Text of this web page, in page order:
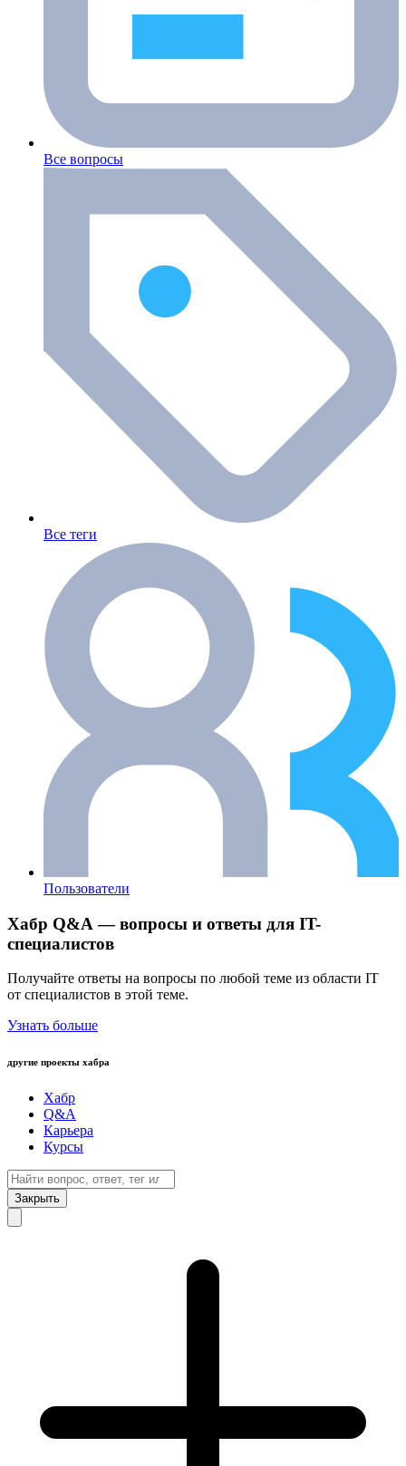
Все вопросы
Все теги
Пользователи
Хабр Q&A — вопросы и ответы для IT-
специалистов
Получайте ответы на вопросы по любой теме из области IT
от специалистов в этой теме.
Узнать больше
другие проекты хабра
Хабр
Q&A
Карьера
Курсы
Закрыть